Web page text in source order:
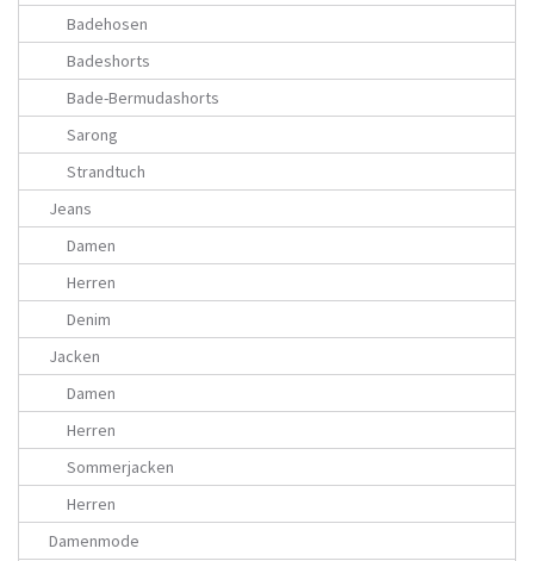
Badehosen
Badeshorts
Bade-Bermudashorts
Sarong
Strandtuch
Jeans
Damen
Herren
Denim
Jacken
Damen
Herren
Sommerjacken
Herren
Damenmode